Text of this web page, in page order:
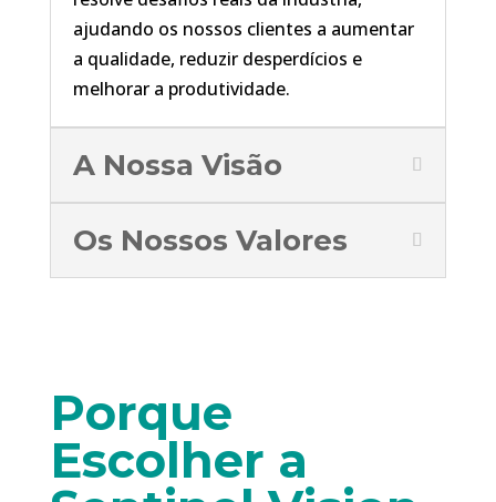
ajudando os nossos clientes a aumentar
a qualidade, reduzir desperdícios e
melhorar a produtividade.
A Nossa Visão
Os Nossos Valores
Porque
Escolher a